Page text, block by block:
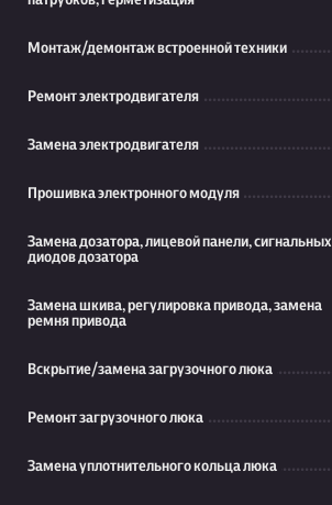
Монтаж/демонтаж встроенной техники
Ремонт электродвигателя
Замена электродвигателя
Прошивка электронного модуля
Замена дозатора, лицевой панели, сигнальных
диодов дозатора
Замена шкива, регулировка привода, замена
ремня привода
Вскрытие/замена загрузочного люка
Ремонт загрузочного люка
Замена уплотнительного кольца люка